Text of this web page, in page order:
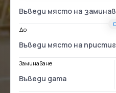
До
Заминаване